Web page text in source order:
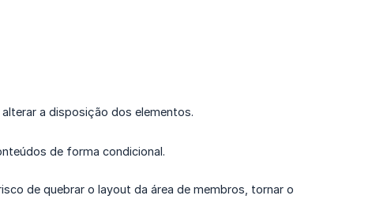
a disposição dos elementos.
de forma condicional.
de quebrar o layout da área de membros, tornar o